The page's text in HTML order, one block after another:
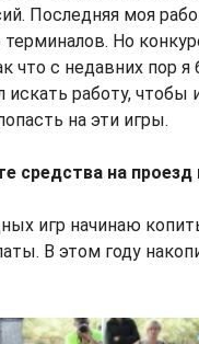
Последняя моя
Но
что с недавних пор я
искать работу, чтобы
на эти игры.
средства на проезд
игр начинаю
В этом году